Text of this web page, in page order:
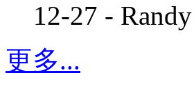
12-27 - Randy
更多...